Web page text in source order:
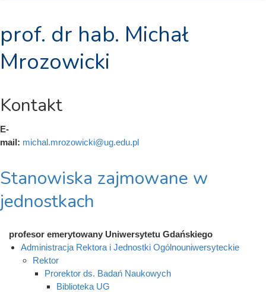
prof. dr hab. Michał
Mrozowicki
Kontakt
E-
mail: michal.mrozowicki@ug.edu.pl
Stanowiska zajmowane w
jednostkach
profesor emerytowany Uniwersytetu Gdańskiego
Administracja Rektora i Jednostki Ogólnouniwersyteckie
Rektor
Prorektor ds. Badań Naukowych
Biblioteka UG